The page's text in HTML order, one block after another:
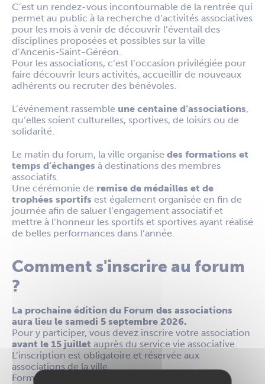
C’est un rendez-vous incontournable de la rentrée qui
permet au public à la recherche d’activités associatives
pour les mois à venir de découvrir l’éventail des
disciplines proposées et possibles sur la ville
d’Ancenis-Saint-Géréon.
Pour les associations, c’est l’occasion privilégiée pour
faire découvrir leurs activités, accueillir de nouveaux
adhérents ou recruter des bénévoles.
L’événement rassemble une centaine d’associations,
qu’elles soient culturelles, sportives, de loisirs ou de
solidarité.
Le matin du forum, la ville organise des formations et
temps d’échanges à destinations des membres
associatifs.
Une cérémonie de remise de médailles et de
trophées sportifs est également organisée en fin de
journée afin de saluer l’engagement associatif et
mettre à l’honneur les sportifs et sportives ayant réalisé
de belles performances dans l’année.
Comment s'inscrire au forum
?
La prochaine édition du Forum des associations
aura lieu le samedi 5 septembre 2026.
Pour y participer, vous devez inscrire votre association
avant le 15 juillet auprès du service vie associative.
L’inscription est obligatoire et réservée aux
associations de la ville.
Formulaire d’inscription disponible ci-dessous.